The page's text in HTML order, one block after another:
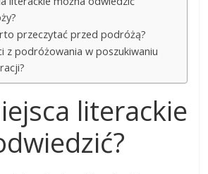
przeczytać przed podróżą?
z podróżowania w poszukiwaniu
literackie